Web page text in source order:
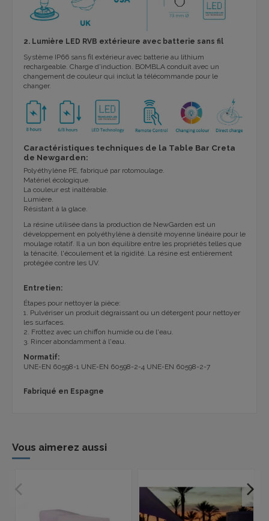
2. Lumière LED RVB extérieure avec batterie sans fil
Système IP66 sans fil extérieur avec batterie au lithium
rechargeable. Charge d'induction. BOMBLA conduit avec un
changement de couleur qui inclut la télécommande pour le
changer.
Caractéristiques techniques de la Table Bar Creta
de Newgarden:
Polyéthylène PE, fabriqué par rotomoulage.
Matériel écologique.
La couleur est inaltérable.
Lumière.
Résistant à la glace.
La résine utilisée dans la production de NewGarden est un
développement en polyéthylène à densité moyenne linéaire pour le
moulage rotatif. Il a un bon équilibre entre les propriétés telles que
la ténacité, l'écoulement et la rigidité. La résine est entièrement
protégée contre les UV.
Entretien:
Étapes pour nettoyer la pièce:
1. Pulvériser un produit dégraissant ou un détergent pour nettoyer
les surfaces.
2. Frottez avec un chiffon humide ou de l'eau.
3. Rincer abondamment à l'eau.
Normatif:
UNE-EN 60598-1 UNE-EN 60598-2-4 UNE-EN 60598-2-7
Fabriqué en Espagne
Vous aimerez aussi